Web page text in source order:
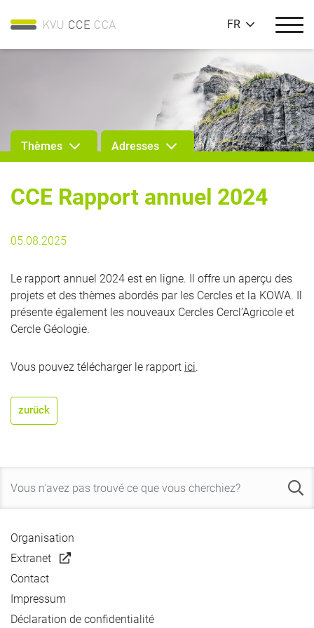
FR
Thèmes Adresses
CCE Rapport annuel 2024
05.08.2025
Le rapport annuel 2024 est en ligne. Il offre un aperçu des
projets et des thèmes abordés par les Cercles et la KOWA. Il
présente également les nouveaux Cercles Cercl’Agricole et
Cercle Géologie.
Vous pouvez télécharger le rapport ici.
zurück
Organisation
Extranet
Contact
Impressum
Déclaration de confidentialité